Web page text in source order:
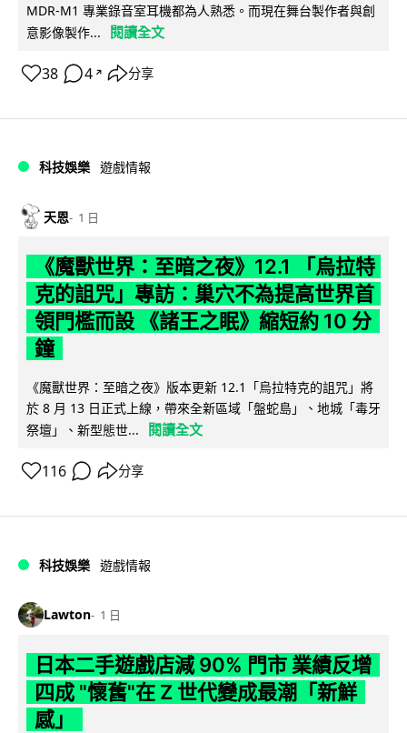
MDR-M1 專業錄音室耳機都為人熟悉。而現在舞台製作者與創
意影像製作...
閱讀全文
38 4 ↗ 分享
科技娛樂 遊戲情報
天恩 1 日
《魔獸世界：至暗之夜》12.1 「烏拉特
克的詛咒」專訪：巢穴不為提高世界首
領門檻而設 《諸王之眠》縮短約 10 分
鐘
《魔獸世界：至暗之夜》版本更新 12.1「烏拉特克的詛咒」將
於 8 月 13 日正式上線，帶來全新區域「盤蛇島」、地城「毒牙
祭壇」、新型態世...
閱讀全文
116 分享
科技娛樂 遊戲情報
Lawton 1 日
日本二手遊戲店減 90% 門市 業績反增
四成 "懷舊"在 Z 世代變成最潮「新鮮
感」